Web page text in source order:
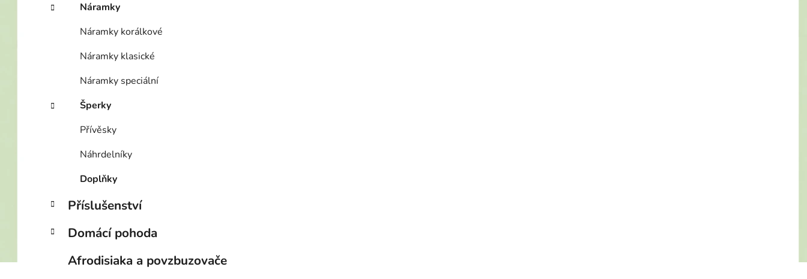
Náramky
Náramky korálkové
Náramky klasické
Náramky speciální
Šperky
Přívěsky
Náhrdelníky
Doplňky
Příslušenství
Domácí pohoda
Afrodisiaka a povzbuzovače